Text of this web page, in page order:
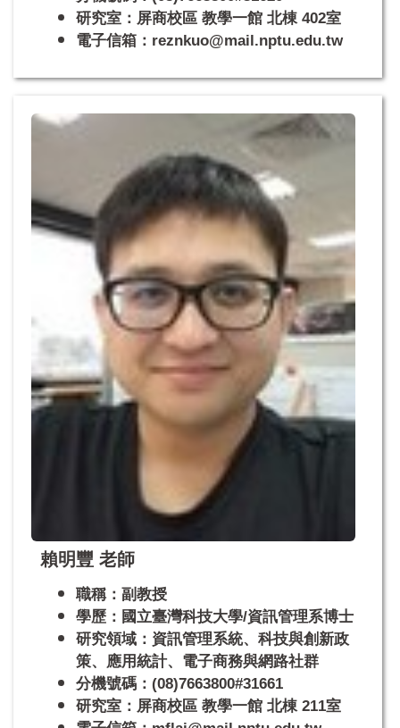
研究室：屏商校區 教學一館 北棟 402室
電子信箱：reznkuo@mail.nptu.edu.tw
賴明豐 老師
職稱：副教授
學歷：國立臺灣科技大學/資訊管理系博士
研究領域：資訊管理系統、科技與創新政
策、應用統計、電子商務與網路社群
分機號碼：(08)7663800#31661
研究室：屏商校區 教學一館 北棟 211室